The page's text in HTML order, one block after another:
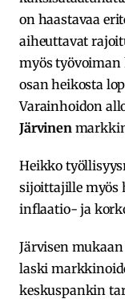
on haastavaa
aiheuttavat
myös
osan heikosta
Varainhoidon
Järvinen
Heikko
sijoittajille myös
inflaatio- ja
Järvisen
laski
keskuspankin